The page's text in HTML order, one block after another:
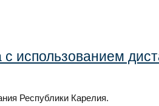
с использованием
Республики Карелия.